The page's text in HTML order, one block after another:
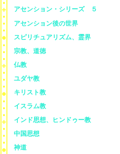
アセンション・シリーズ ５
アセンション後の世界
スピリチュアリズム、霊界
宗教、道徳
仏教
ユダヤ教
キリスト教
イスラム教
インド思想、ヒンドゥー教
中国思想
神道